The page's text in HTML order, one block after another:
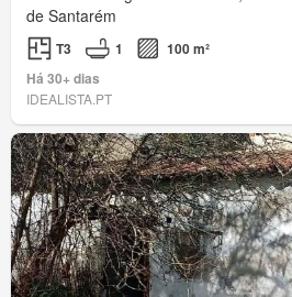
de Santarém
T3 1
100 m²
Há 30+ dias
IDEALISTA.PT